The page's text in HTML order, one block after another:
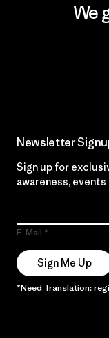
We
Newsletter
Sign up for
awareness, events
E-Mail
Sign Me Up
*Need Translation: